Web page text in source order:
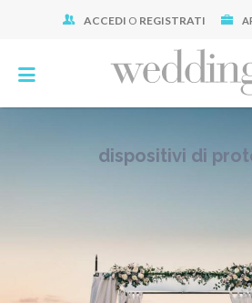
ACCEDI O REGISTRATI
dispositivi di